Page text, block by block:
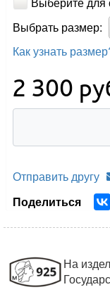
Выбрать размер:
Как узнать
2 300
Отправить другу
Поделиться
На